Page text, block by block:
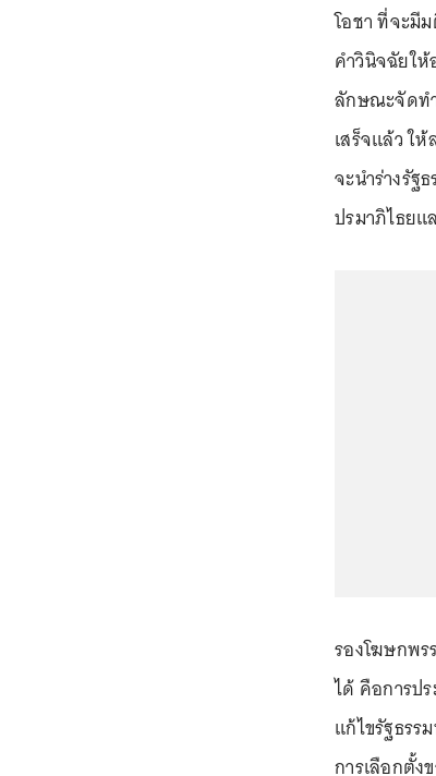
โอชา ที่จะมี
คำวินิจฉัยให้
ลักษณะจัดท
เสร็จแล้ว ใ
จะนำร่างรัฐ
ปรมาภิไธยแ
รองโฆษกพ
ได้ คือการป
แก้ไขรัฐธรร
การเลือกตั้